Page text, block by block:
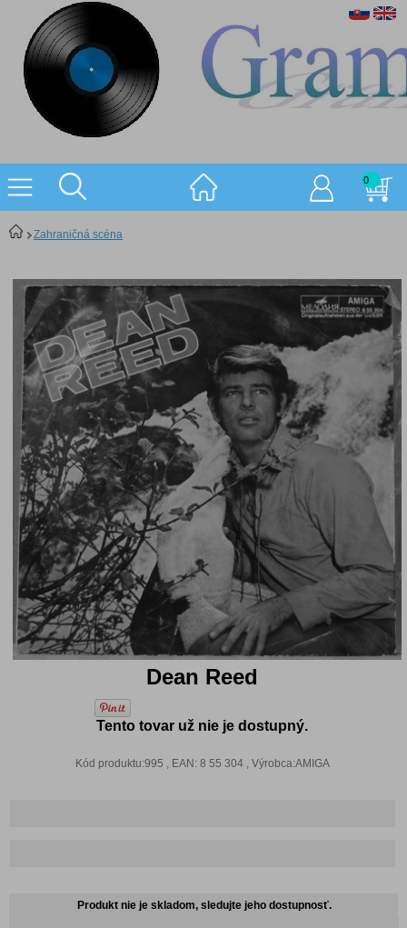
0
Zahraničná scéna
Dean Reed
Tento tovar už nie je dostupný.
Kód produktu:995 , EAN: 8 55 304 , Výrobca:AMIGA
Produkt nie je skladom, sledujte jeho dostupnosť.